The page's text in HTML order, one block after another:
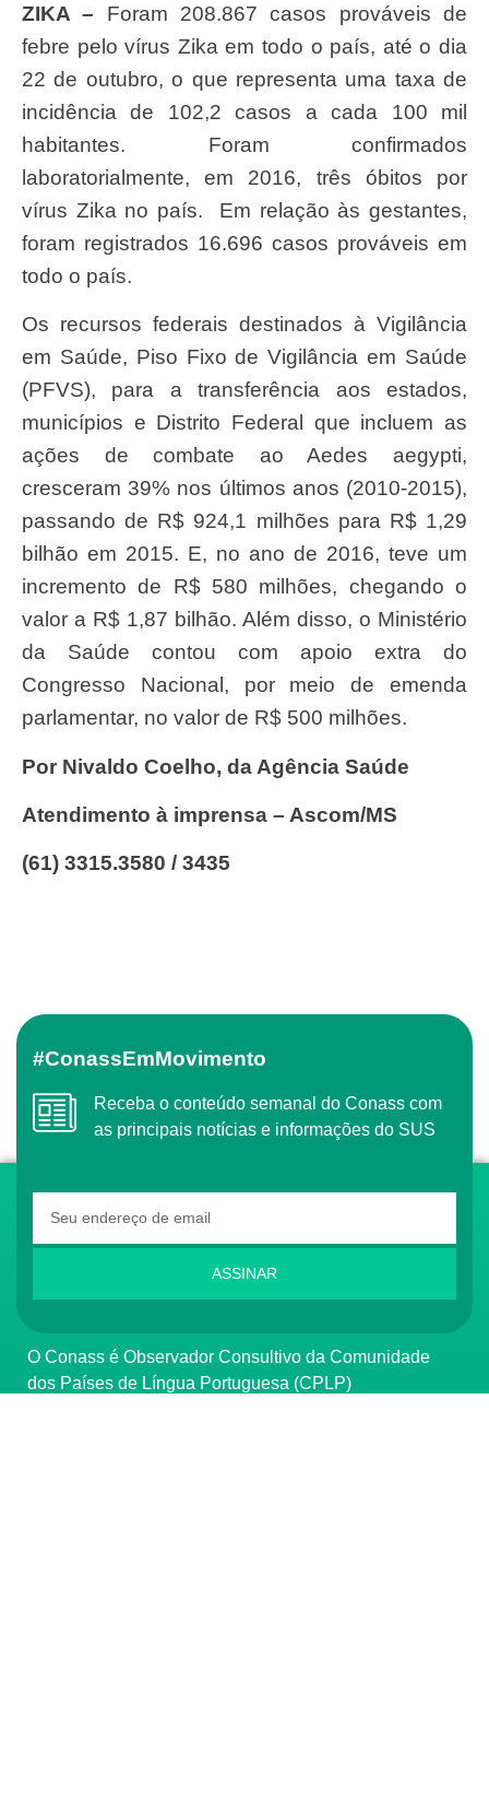
ZIKA – Foram 208.867 casos prováveis de
febre pelo vírus Zika em todo o país, até o dia
22 de outubro, o que representa uma taxa de
incidência de 102,2 casos a cada 100 mil
habitantes. Foram confirmados
laboratorialmente, em 2016, três óbitos por
vírus Zika no país. Em relação às gestantes,
foram registrados 16.696 casos prováveis em
todo o país.
Os recursos federais destinados à Vigilância
em Saúde, Piso Fixo de Vigilância em Saúde
(PFVS), para a transferência aos estados,
municípios e Distrito Federal que incluem as
ações de combate ao Aedes aegypti,
cresceram 39% nos últimos anos (2010-2015),
passando de R$ 924,1 milhões para R$ 1,29
bilhão em 2015. E, no ano de 2016, teve um
incremento de R$ 580 milhões, chegando o
valor a R$ 1,87 bilhão. Além disso, o Ministério
da Saúde contou com apoio extra do
Congresso Nacional, por meio de emenda
parlamentar, no valor de R$ 500 milhões.
Por Nivaldo Coelho, da Agência Saúde
Atendimento à imprensa – Ascom/MS
(61) 3315.3580 / 3435
#ConassEmMovimento
Receba o conteúdo semanal do Conass com
as principais notícias e informações do SUS
ASSINAR
O Conass é Observador Consultivo da Comunidade
dos Países de Língua Portuguesa (CPLP)